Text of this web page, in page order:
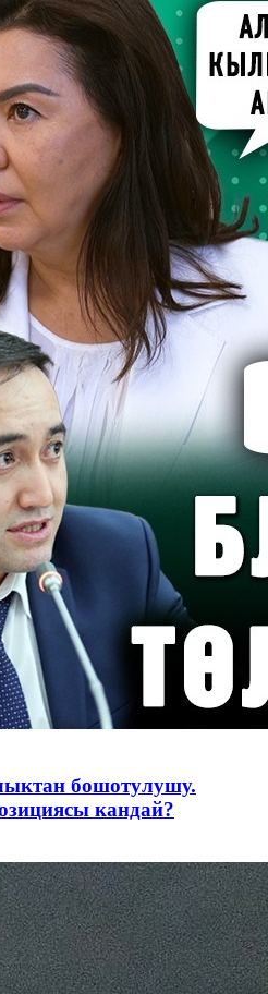
бошотулушу.
кандай?